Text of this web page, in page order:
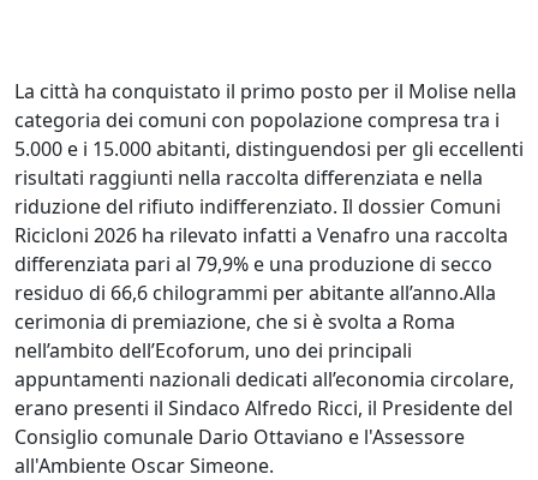
La città ha conquistato il primo posto per il Molise nella
categoria dei comuni con popolazione compresa tra i
5.000 e i 15.000 abitanti, distinguendosi per gli eccellenti
risultati raggiunti nella raccolta differenziata e nella
riduzione del rifiuto indifferenziato. Il dossier Comuni
Ricicloni 2026 ha rilevato infatti a Venafro una raccolta
differenziata pari al 79,9% e una produzione di secco
residuo di 66,6 chilogrammi per abitante all’anno.Alla
cerimonia di premiazione, che si è svolta a Roma
nell’ambito dell’Ecoforum, uno dei principali
appuntamenti nazionali dedicati all’economia circolare,
erano presenti il Sindaco Alfredo Ricci, il Presidente del
Consiglio comunale Dario Ottaviano e l'Assessore
all'Ambiente Oscar Simeone.